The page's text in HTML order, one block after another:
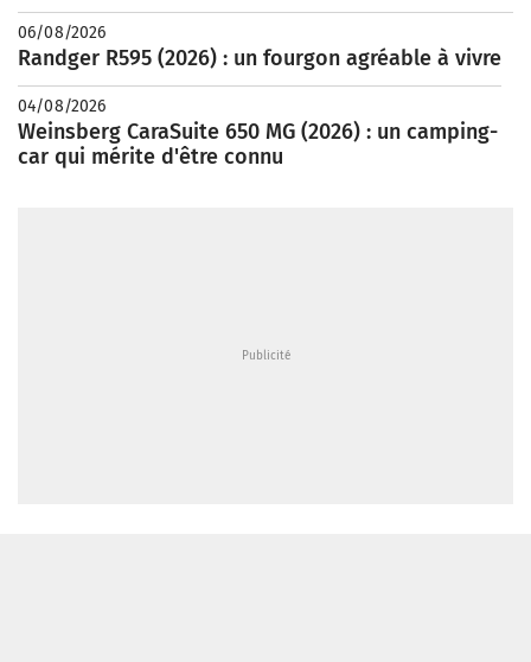
06/08/2026
Randger R595 (2026) : un fourgon agréable à vivre
04/08/2026
Weinsberg CaraSuite 650 MG (2026) : un camping-
car qui mérite d'être connu